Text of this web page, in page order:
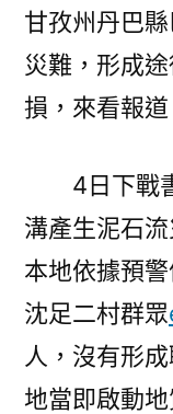
甘孜州丹巴
災難，形成
損，來看報道
4日下戰
溝產生泥石
本地依據預
沈足二村群眾
人，沒有形
地當即啟動